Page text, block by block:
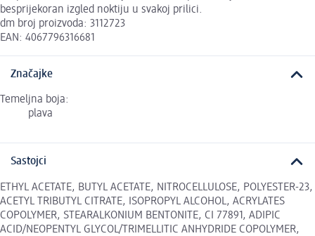
besprijekoran izgled noktiju u svakoj prilici.
dm broj proizvoda: 3112723
EAN: 4067796316681
Značajke
Temeljna boja:
plava
Sastojci
ETHYL ACETATE, BUTYL ACETATE, NITROCELLULOSE, POLYESTER-23,
ACETYL TRIBUTYL CITRATE, ISOPROPYL ALCOHOL, ACRYLATES
COPOLYMER, STEARALKONIUM BENTONITE, CI 77891, ADIPIC
ACID/NEOPENTYL GLYCOL/TRIMELLITIC ANHYDRIDE COPOLYMER,